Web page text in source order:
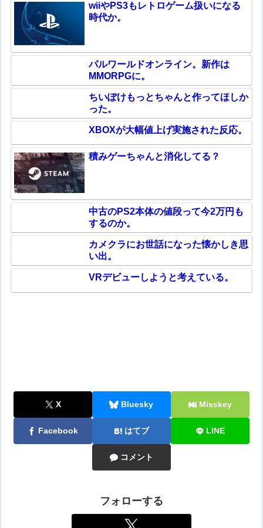
wiiやPS3もレトロゲーム扱いになる
時代か。
パルワールドオンライン。新作は
MMORPGに。
ちいぽけもっとちゃんと作ってほしか
った。
XBOXが大幅値上げ実施された反応。
積みゲーちゃんと消化してる？
中古のPS2本体の値段って今2万円も
するのか。
カメクラにお世話になった懐かしき思
い出。
VRデビューしようと考えている。
X Bluesky Misskey
Facebook はてブ LINE
コメント
フォローする